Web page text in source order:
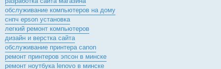
обслуживание компьютеров на дому
снпч epson установка
легкий ремонт компьютеров
дизайн и верстка сайта
обслуживание принтера canon
ремонт принтеров эпсон в минске
ремонт ноутбука lenovo в минске